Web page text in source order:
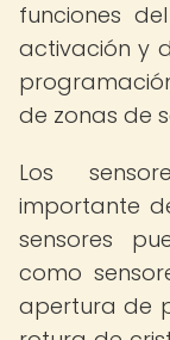
funciones
activación y
de zonas de
Los
importante
sensores
como
apertura de